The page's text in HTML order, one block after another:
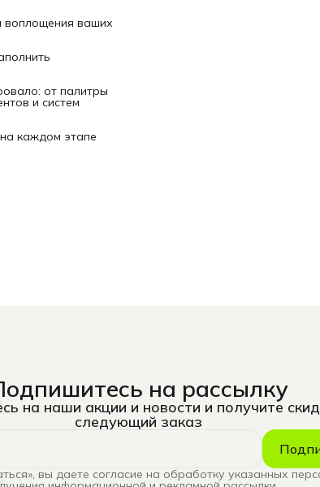
воплощения ваших
от палитры
и систем
каждом этапе
на рассылку
на наши акции и новости и получите
следующий заказ
вы даете согласие на обработку указанных